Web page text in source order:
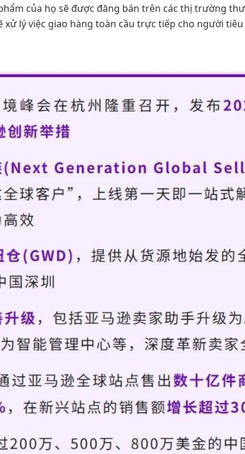
của họ sẽ được đăng bán trên các thị trường
xử lý việc giao hàng toàn cầu trực tiếp cho người